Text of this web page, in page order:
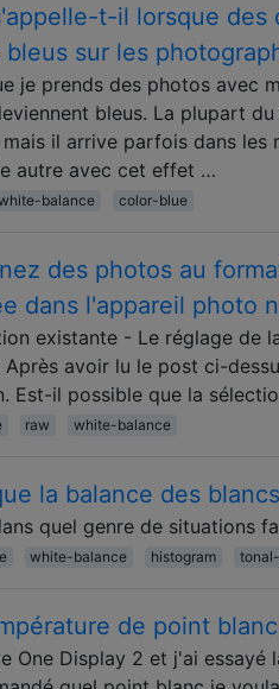
t-il lorsque
sur les
je prends des photos avec
bleus. La plupart
il arrive parfois dans
autre avec cet effet …
balance color-blue
des photos au
dans l'appareil photo
existante - Le réglage de
Après avoir lu le post ci-
Est-il possible que la
raw white-balance
la balance des
quel genre de situations
white-balance histogram
de point
One Display 2 et j'ai